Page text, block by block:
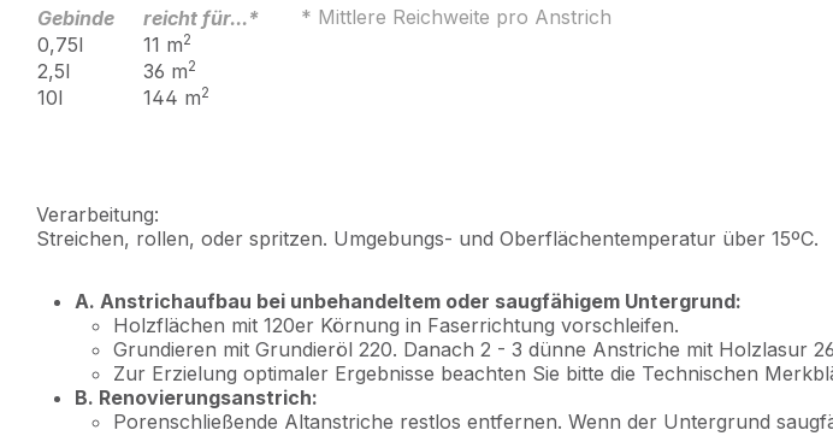
Gebinde
reicht für...*
0,75l
11 m2
2,5l 36 m2
10l 144 m2
* Mittlere Reichweite pro Anstrich
Verarbeitung:
Streichen, rollen, oder spritzen. Umgebungs- und Oberflächentemperatur über 15ºC.
A. Anstrichaufbau bei unbehandeltem oder saugfähigem Untergrund:
Holzflächen mit 120er Körnung in Faserrichtung vorschleifen.
Grundieren mit Grundieröl 220. Danach 2 - 3 dünne Anstriche mit Holzlasur
Zur Erzielung optimaler Ergebnisse beachten Sie bitte die Technischen
B. Renovierungsanstrich:
Porenschließende Altanstriche restlos entfernen. Wenn der Untergrund